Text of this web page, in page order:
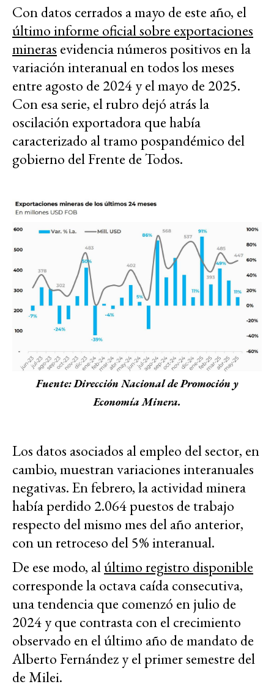
Con datos cerrados a mayo de este año, el
último informe oficial sobre exportaciones
mineras evidencia números positivos en la
variación interanual en todos los meses
entre agosto de 2024 y el mayo de 2025.
Con esa serie, el rubro dejó atrás la
oscilación exportadora que había
caracterizado al tramo pospandémico del
gobierno del Frente de Todos.
Fuente: Dirección Nacional de Promoción y
Economía Minera.
Los datos asociados al empleo del sector, en
cambio, muestran variaciones interanuales
negativas. En febrero, la actividad minera
había perdido 2.064 puestos de trabajo
respecto del mismo mes del año anterior,
con un retroceso del 5% interanual.
De ese modo, alúltimo registro disponible
corresponde la octava caída consecutiva,
una tendencia que comenzó en julio de
2024 y que contrasta con el crecimiento
observado en el último año de mandato de
Alberto Fernández y el primer semestre del
de Milei.